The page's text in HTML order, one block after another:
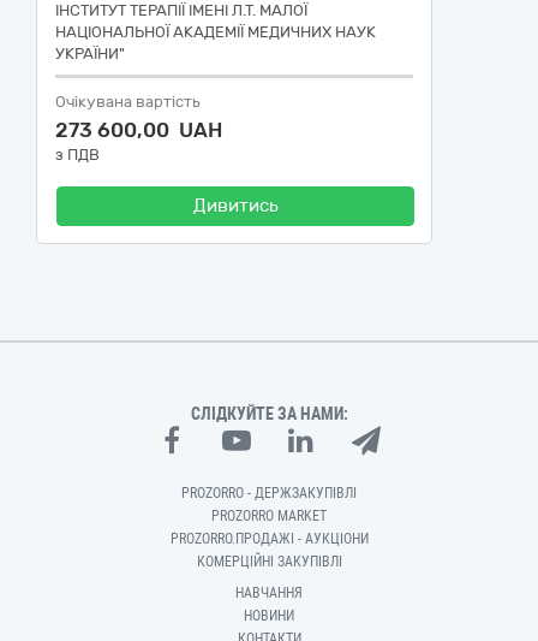
ІНСТИТУТ ТЕРАПІЇ ІМЕНІ Л.Т. МАЛОЇ
НАЦІОНАЛЬНОЇ АКАДЕМІЇ МЕДИЧНИХ НАУК
УКРАЇНИ"
Очікувана вартість
273 600,00 UAH
з ПДВ
Дивитись
СЛІДКУЙТЕ ЗА НАМИ:
PROZORRO - ДЕРЖЗАКУПІВЛІ
PROZORRO MARKET
PROZORRO.ПРОДАЖІ - АУКЦІОНИ
КОМЕРЦІЙНІ ЗАКУПІВЛІ
НАВЧАННЯ
НОВИНИ